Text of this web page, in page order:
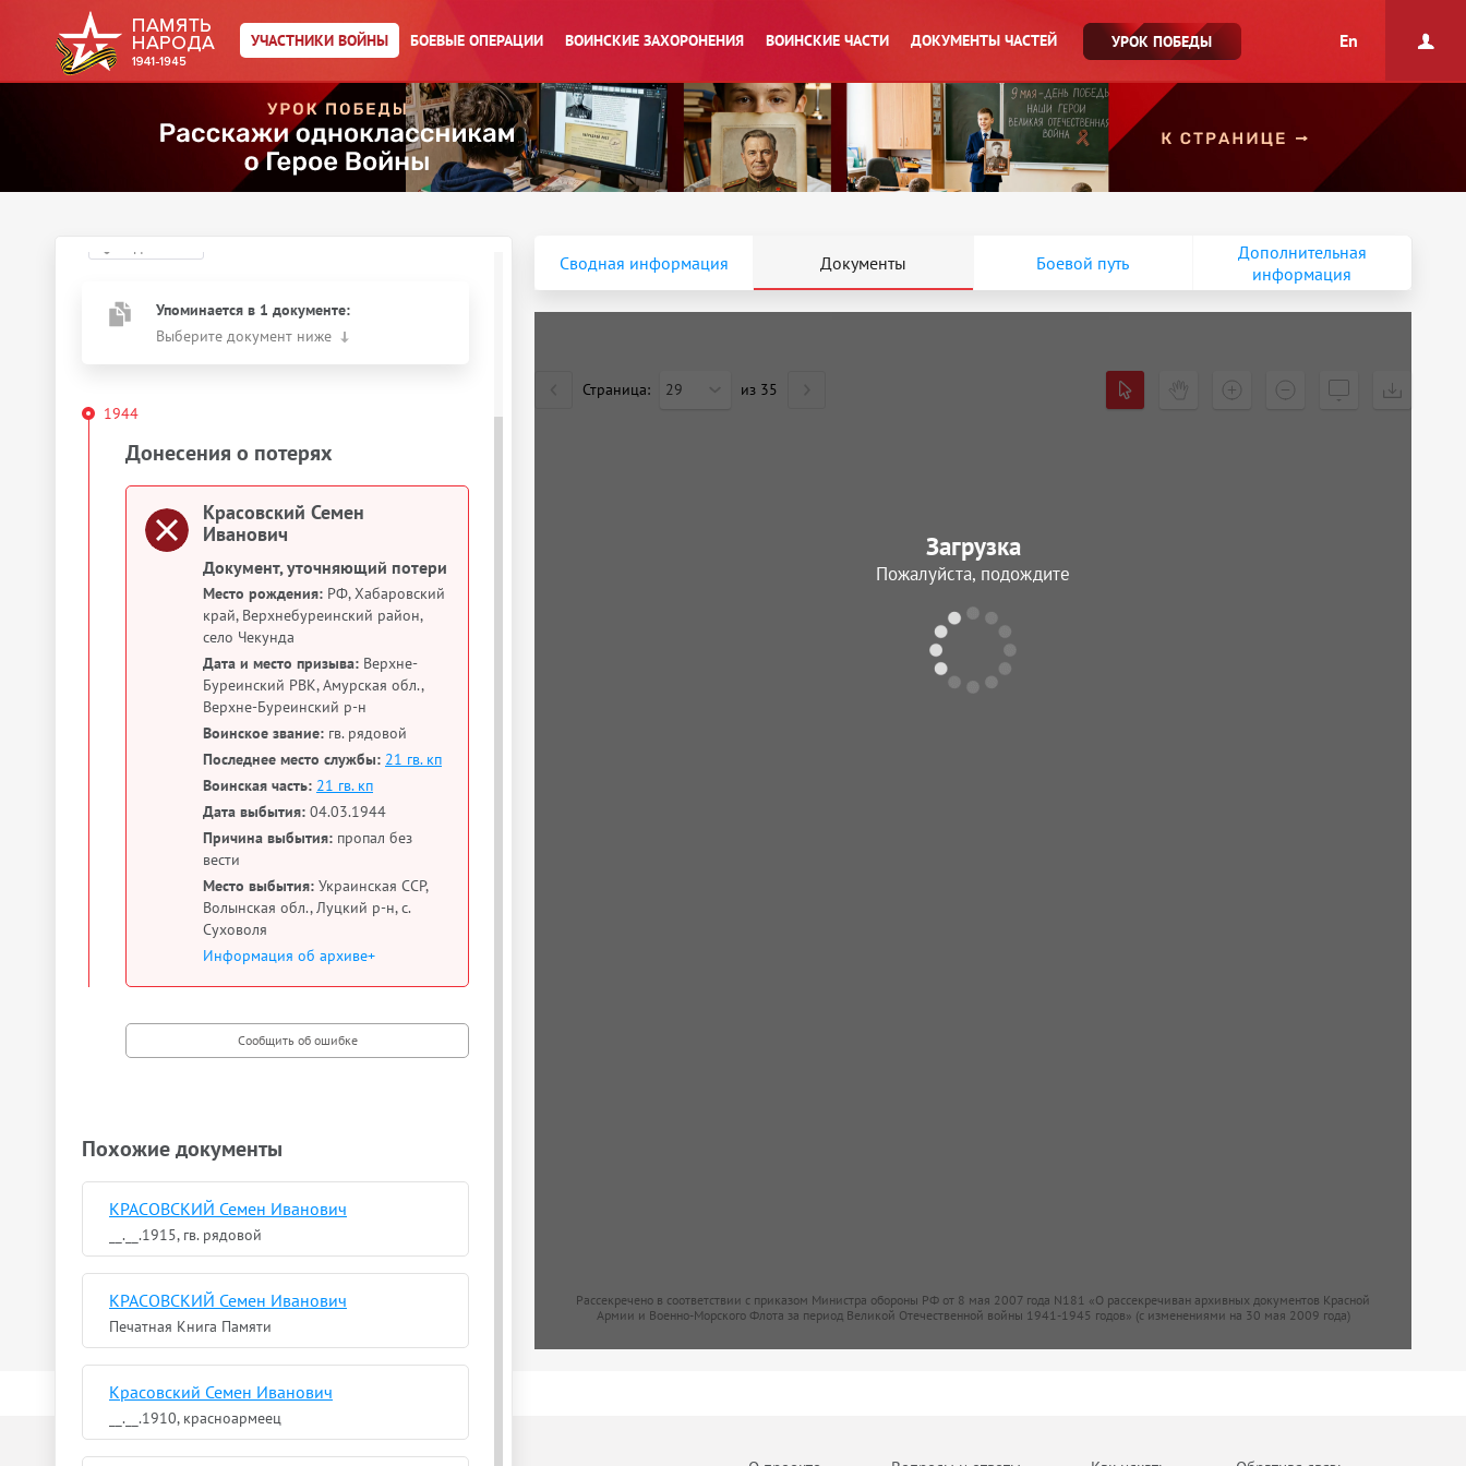
УЧАСТНИКИ ВОЙНЫ БОЕВЫЕ ОПЕРАЦИИ ВОИНСКИЕ ЗАХОРОНЕНИЯ ВОИНСКИЕ ЧАСТИ ДОКУМЕНТЫ ЧАСТЕЙ УРОК ПОБЕДЫ En
Главная страница
Красовский Семен
Упоминается в 1 документе:
Выберите документ ниже
1944
Донесения о потерях
Красовский Семен
Иванович
Документ, уточняющий потери
Место рождения: РФ, Хабаровский
край, Верхнебуреинский район,
село Чекунда
Дата и место призыва: Верхне-
Буреинский РВК, Амурская обл.,
Верхне-Буреинский р-н
Воинское звание: гв. рядовой
Последнее место службы: 21 гв. кп
Воинская часть: 21 гв. кп
Дата выбытия: 04.03.1944
Причина выбытия: пропал без
вести
Место выбытия: Украинская ССР,
Волынская обл., Луцкий р-н, с.
Суховоля
Информация об архиве+
Похожие документы
КРАСОВСКИЙ Семен Иванович
__.__.1915, гв. рядовой
КРАСОВСКИЙ Семен Иванович
Печатная Книга Памяти
Красовский Семен Иванович
__.__.1910, красноармеец
Сводная информация Документы Боевой путь
Дополнительная
информация
Страница: 29 из 35
Рассекречено в соответствии с приказом Министра обороны РФ от 8 мая 2007 года N181 «О рассекречиван архивных документов Красной
Армии и Военно-Морского Флота за период Великой Отечественной войны 1941-1945 годов» (с изменениями на 30 мая 2009 года)
Загрузка
Пожалуйста, подождите